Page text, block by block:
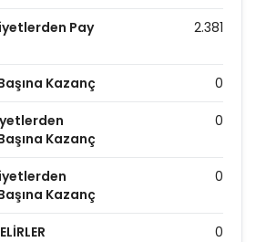
Pay
2.381
Kazanç 0
Kazanç
0
Kazanç
0
0